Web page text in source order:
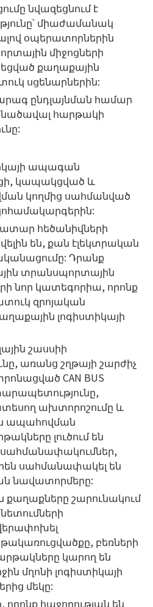
նվազեցնում է
միաժամանակ
օպերատորներին
միջոցների
քաղաքային
սցենարներին:
ընդլայնման համար
հարթակի
ապագան
կապակցված և
կողմից սահմանված
հեծանիվների
են, քան էլեկտրական
Դրանք
տրանսպորտային
նոր կատեգորիա, որոնք
զրոյական
լոգիստիկայի
շասսիի
առանց շղթայի շարժիչ
CAN BUS
ախտորոշումը և
ապահովման
լուծում են
սահմանափակել են
նավատորմերը:
շարունակում
բեռների
կարող են
մղոնի լոգիստիկայի
մեկը:
որոնք հաջողության են